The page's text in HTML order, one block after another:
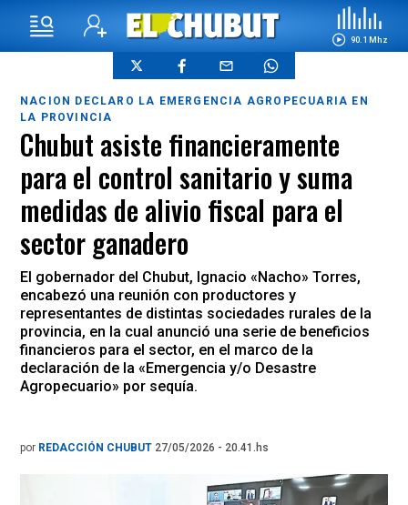
90.1 Mhz
NACION DECLARO LA EMERGENCIA AGROPECUARIA EN
LA PROVINCIA
Chubut asiste financieramente
para el control sanitario y suma
medidas de alivio fiscal para el
sector ganadero
El gobernador del Chubut, Ignacio «Nacho» Torres,
encabezó una reunión con productores y
representantes de distintas sociedades rurales de la
provincia, en la cual anunció una serie de beneficios
financieros para el sector, en el marco de la
declaración de la «Emergencia y/o Desastre
Agropecuario» por sequía.
por REDACCIÓN CHUBUT 27/05/2026 - 20.41.hs